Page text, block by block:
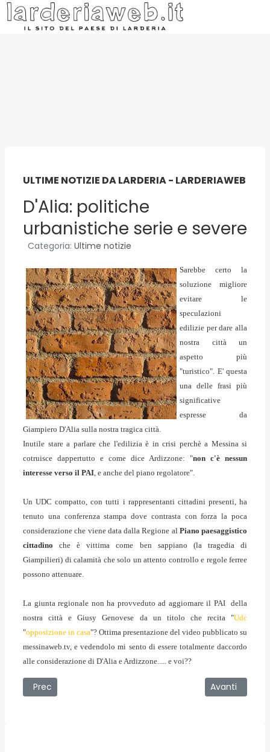
ULTIME NOTIZIE DA LARDERIA - LARDERIAWEB
D'Alia: politiche
urbanistiche serie e severe
Categoria: Ultime notizie
Sarebbe certo la
soluzione migliore
evitare le
speculazioni
edilizie per dare alla
nostra città un
aspetto più
"turistico". E' questa
una delle frasi più
significative
espresse da
Giampiero D'Alia sulla nostra tragica città.
Inutile stare a parlare che l'edilizia è in crisi perchè a Messina si
cotruisce dappertutto e come dice Ardizzone: "non c'è nessun
interesse verso il PAI, e anche del piano regolatore".
Un UDC compatto, con tutti i rappresentanti cittadini presenti, ha
tenuto una conferenza stampa dove contrasta con forza la poca
considerazione che viene data dalla Regione al Piano paesaggistico
cittadino che è vittima come ben sappiano (la tragedia di
Giampilieri) di calamità che solo un attento controllo e regole ferree
possono attenuare.
La giunta regionale non ha provveduto ad aggiornare il PAI della
nostra città e Giusy Genovese da un titolo che recita "Udc
"opposizione in casa"? Ottima presentazione del video pubblicato su
messinaweb.tv, e vedendolo mi sento di essere totalmente daccordo
alle considerazione di D'Alia e Ardizzone..... e voi??
Articolo precedente: Grest a Larderia. SottoSopra tour
Prec Articolo
Avanti